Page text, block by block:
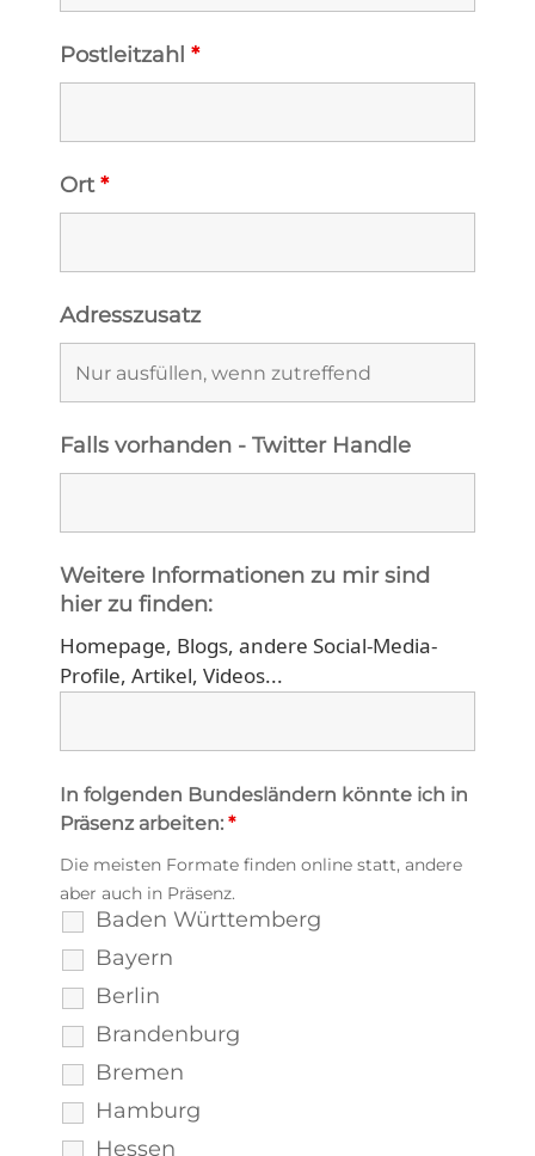
Postleitzahl *
Ort*
Adresszusatz
Falls vorhanden - Twitter Handle
Weitere Informationen zu mir sind
hier zu finden:
Homepage, Blogs, andere Social-Media-
Profile, Artikel, Videos...
In folgenden Bundesländern könnte ich in
Präsenz arbeiten: *
Baden Württemberg
Bayern
Berlin
Brandenburg
Bremen
Hamburg
Hessen
Die meisten Formate finden online statt, andere
aber auch in Präsenz.